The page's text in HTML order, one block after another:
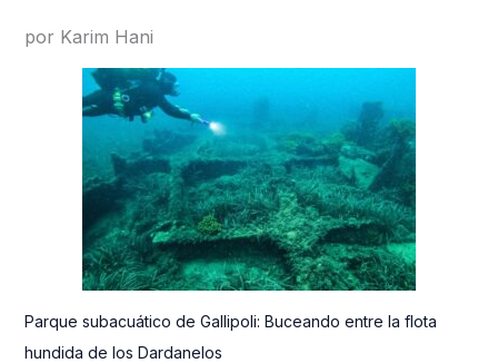
por Karim Hani
Parque subacuático de Gallipoli: Buceando entre la flota
hundida de los Dardanelos